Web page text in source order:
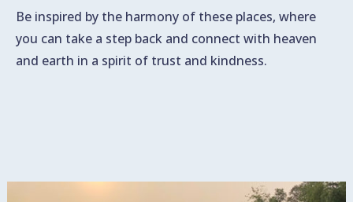
Be inspired by the harmony of these places, where
you can take a step back and connect with heaven
and earth in a spirit of trust and kindness.